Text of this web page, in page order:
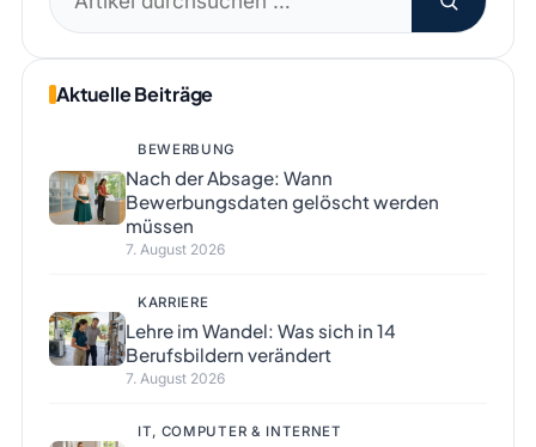
nach:
Aktuelle Beiträge
BEWERBUNG
Nach der Absage: Wann
Bewerbungsdaten gelöscht werden
müssen
7. August 2026
KARRIERE
Lehre im Wandel: Was sich in 14
Berufsbildern verändert
7. August 2026
IT, COMPUTER & INTERNET